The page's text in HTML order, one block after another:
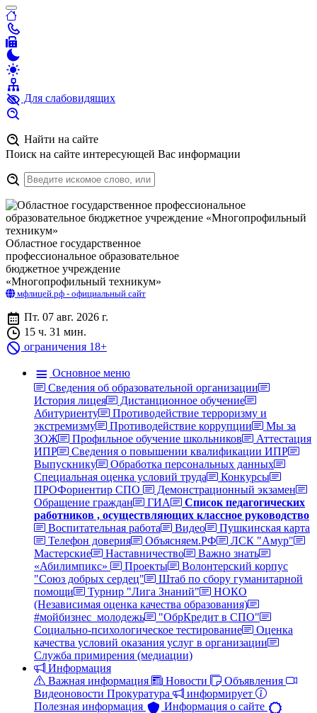
Для слабовидящих
Найти на сайте
Поиск на сайте интересующей Вас информации
Областное государственное
профессиональное образовательное
бюджетное учреждение
«Многопрофильный техникум»
мфлицей.рф - официальный сайт
Пт. 07 авг. 2026 г.
15 ч. 31 мин.
ограничения 18+
Основное меню
Сведения об образовательной организации
История лицея
Дистанционное обучение
Абитуриенту
Противодействие терроризму и
экстремизму
Противодействие коррупции
Мы за
ЗОЖ
Профильное обучение школьников
Аттестация
ИПР
Сведения о повышении квалификации ИПР
Выпускнику
Обработка персональных данных
Специальная оценка условий труда
Конкурсы
ПРОФориентир СПО
Демонстрационный экзамен
Обращение граждан
ГИА
Список педагогических
работников , осуществляющих классное руководство
Воспитательная работа
Видео
Пушкинская карта
Телефон доверия
Объясняем.РФ
ЛСК "Амур"
Мастерские
Наставничество
Важно знать
«Абилимпикс»
Проекты
Волонтерский корпус
"Союз добрых сердец"
Штаб по сбору гуманитарной
помощи
Турнир "Лига Знаний"
НОКО
(Независимая оценка качества образования)
#мойбизнес_молодежь
"ОбрКредит в СПО"
Социально-психологическое тестирование
Оценка
качества условий оказания услуг в организации
Служба примирения (медиации)
Информация
Важная информация
Новости
Объявления
Видеоновости Прокуратура
информирует
Полезная информация
Информация о сайте